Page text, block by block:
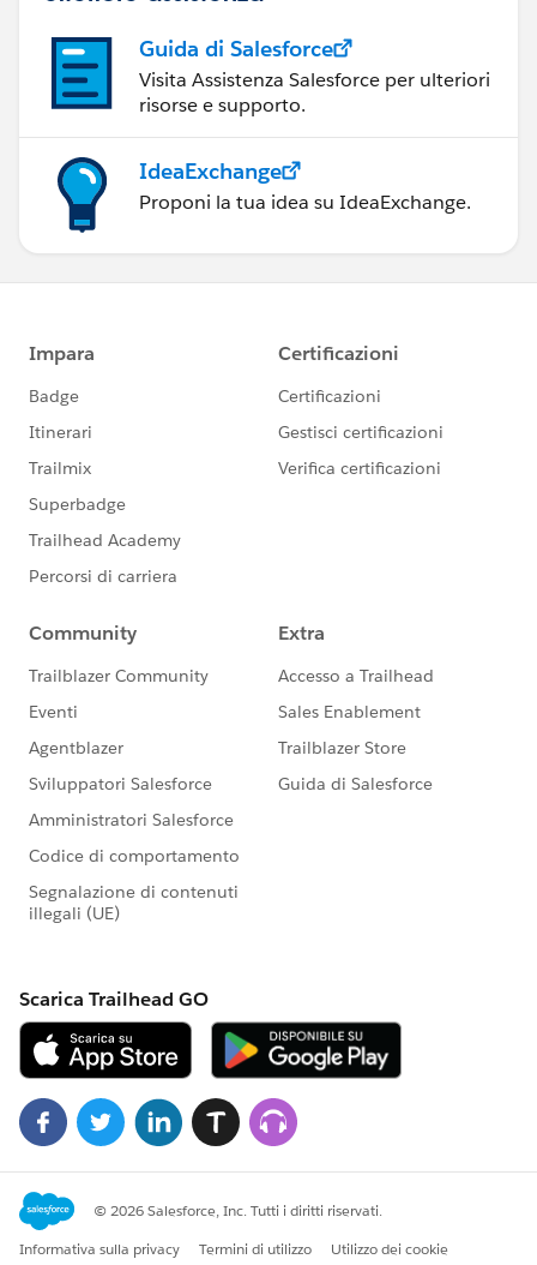
Guida di Salesforce
Visita Assistenza Salesforce per ulteriori
risorse e supporto.
IdeaExchange
Proponi la tua idea su IdeaExchange.